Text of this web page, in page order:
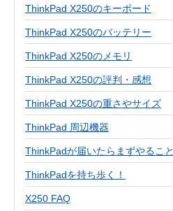
ThinkPad X250のキーボード
ThinkPad X250のバッテリー
ThinkPad X250のメモリ
ThinkPad X250の評判・感想
ThinkPad X250の重さやサイズ
ThinkPad 周辺機器
ThinkPadが届いたらまずやること
ThinkPadを持ち歩く！
X250 FAQ